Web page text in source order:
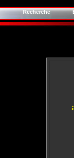
Recherche